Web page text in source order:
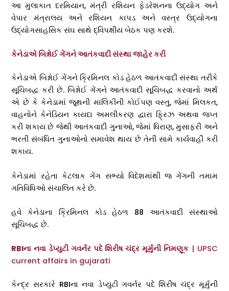
આ મુલાકાત દરમિયાન, મંત્રી રશિયન ફેડરેશનના ઉદ્યોગ અને
વેપાર મંત્રાલય અને રશિયન કાપડ અને વસ્ત્ર ઉદ્યોગના
ઉદ્યોગસાહસિક સંઘ સાથે દ્વિપક્ષીય બેઠક પણ કરશે.
કેનેડાએ બિશ્નોઈ ગેંગને આતંકવાદી સંસ્થા જાહેર કરી
કેનેડાએ બિશ્નોઈ ગેંગને ક્રિમિનલ કોડ હેઠળ આતંકવાદી સંસ્થા તરીકે
સૂચિબદ્ધ કરી છે. બિશ્નોઈ ગેંગને આતંકવાદી સૂચિબદ્ધ કરવાનો અર્થ
એ છે કે કેનેડામાં જૂથની માલિકીની કોઈપણ વસ્તુ, જેમાં મિલકત,
વાહનોને કેનેડિયન કાયદા અમલીકરણ દ્વારા ફ્રિઝ અથવા જપ્ત
કરી શકાય છે જેથી આતંકવાદી ગુનાઓ, જેમાં ધિરાણ, મુસાફરી અને
ભરતી સંબંધિત ગુનાઓનો સમાવેશ થાય છે તેની સામે કાર્યવાહી કરી
શકાય.
કેનેડામાં રહેતા કેટલાક ગેંગ સભ્યો વિદેશમાંથી જ ગેંગની તમામ
ગતિવિધિઓ સંચાલિત કરે છે.
હવે કેનેડાના ક્રિમિનલ કોડ હેઠળ 88 આતંકવાદી સંસ્થાઓ
સૂચિબદ્ધ છે.
RBIના નવા ડેપ્યુટી ગવર્નર પદે શિરીષ ચંદ્ર મૂર્મુની નિમણૂક| UPSC
current affairs in gujarati
કેન્દ્ર સરકારે RBIના નવા ડેપ્યુટી ગવર્નર પદે શિરીષ ચંદ્ર મૂર્મુની